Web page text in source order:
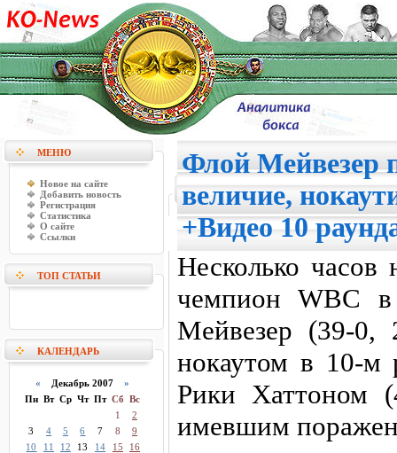
МЕНЮ
Новое на сайте
Добавить новость
Регистрация
Статистика
О сайте
Ссылки
ТОП СТАТЬИ
КАЛЕНДАРЬ
« Декабрь 2007 »
Пн Вт Ср Чт Пт Сб Вс
1
2
3
4 5 6 7 8
9
10
11 12 13 14 15
16
Флой Мейвезер
величие,
+Видео 10
Несколько
чемпион WBC
Мейвезер (39-0,
нокаутом в 10-м
Рики Хаттоном
имевшим